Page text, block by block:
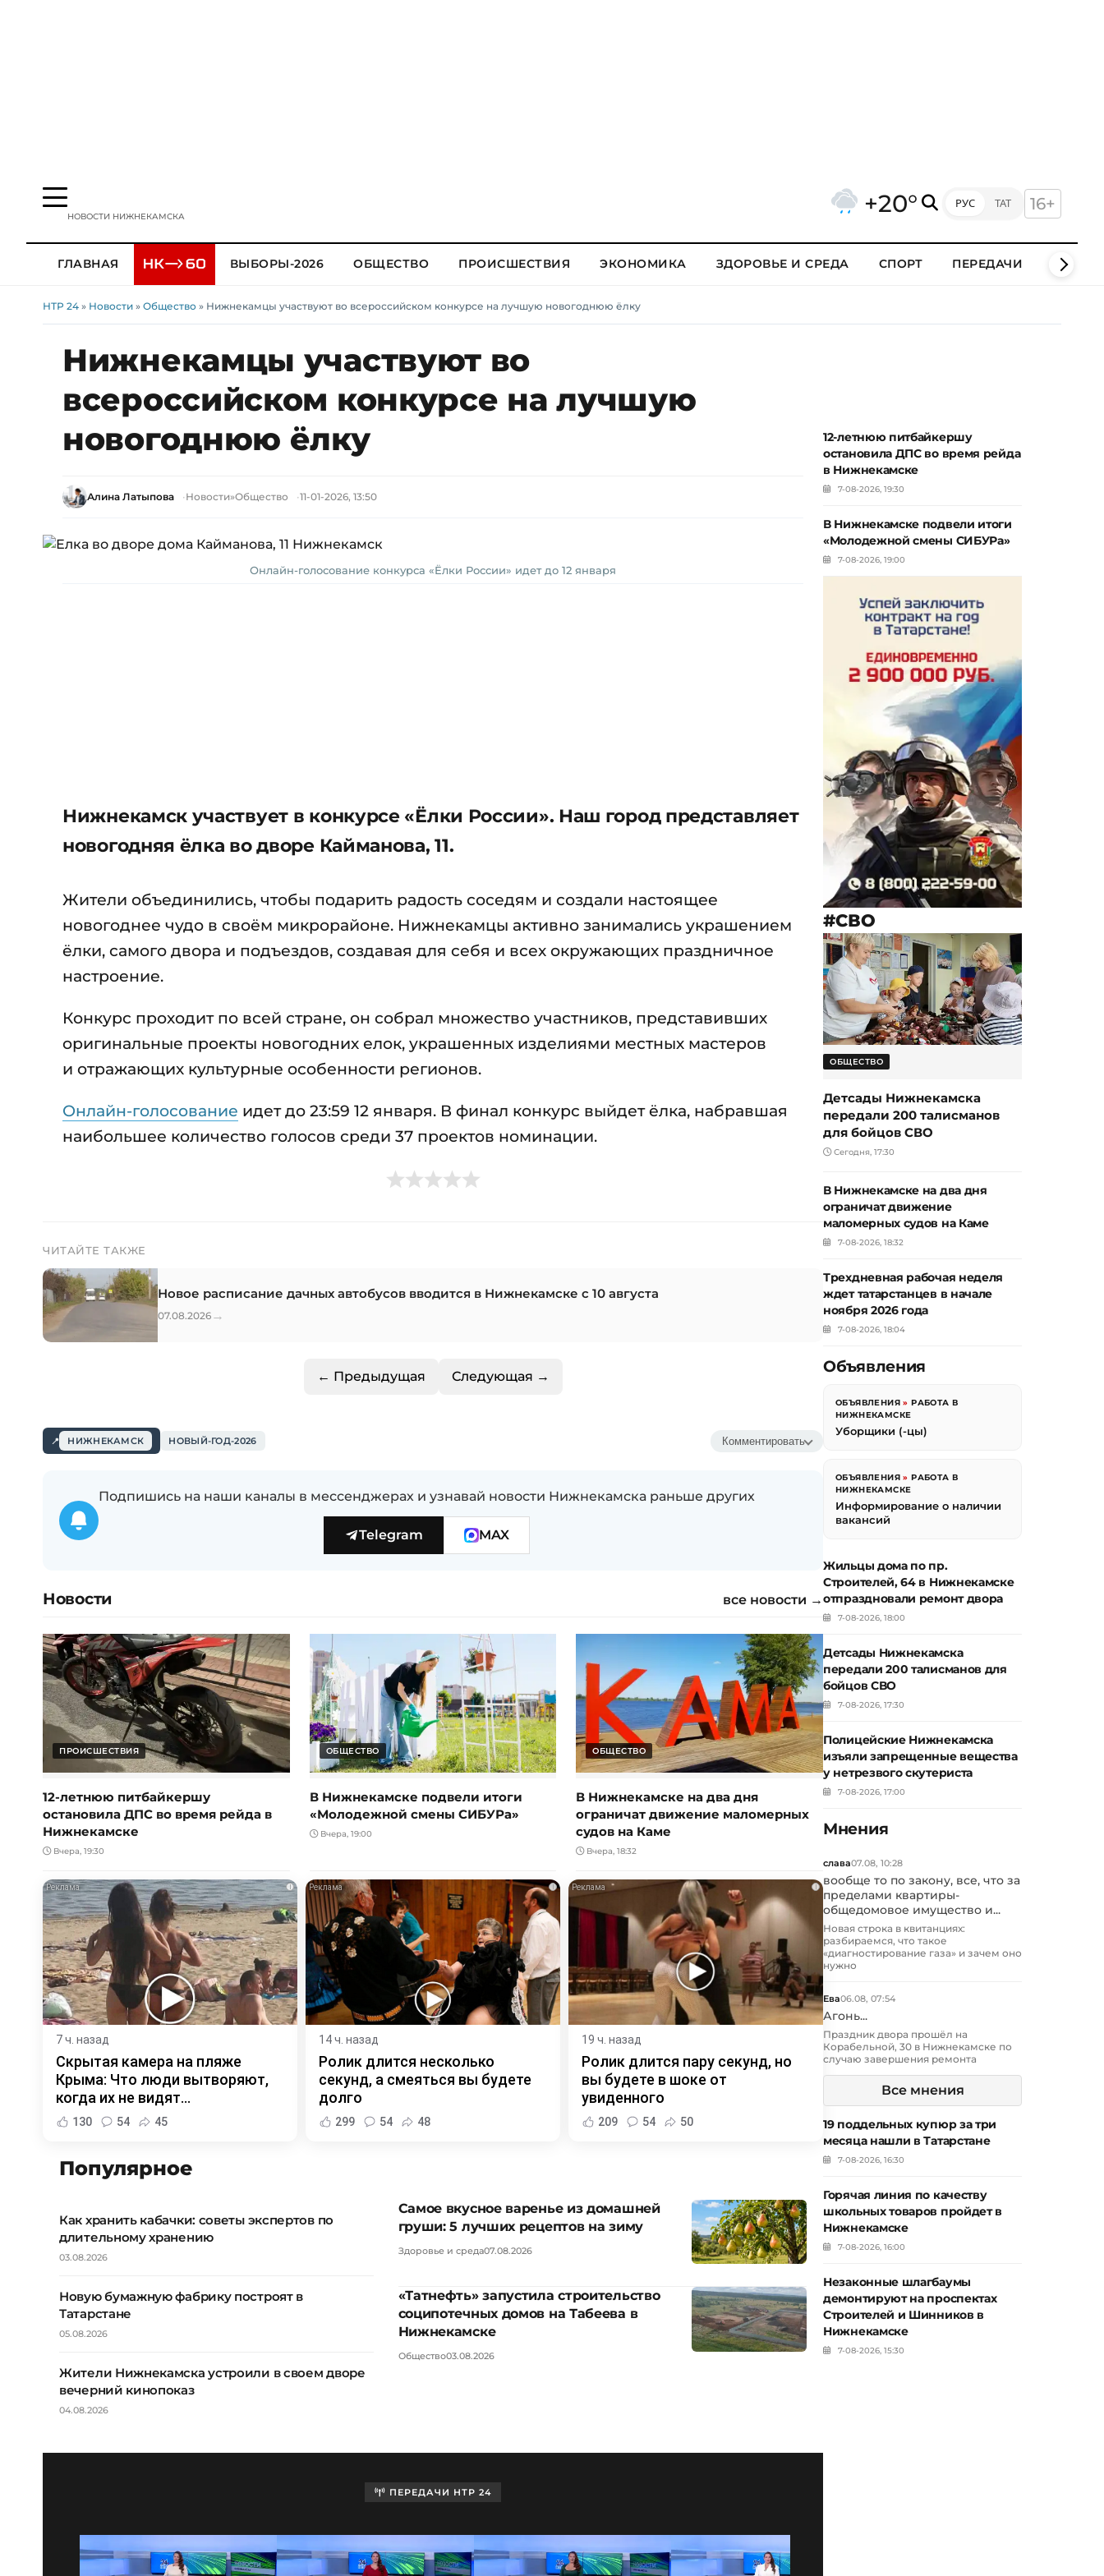
НОВОСТИ НИЖНЕКАМСКА +20° РУС ТАТ 16+
ГЛАВНАЯ ВЫБОРЫ-2026 ОБЩЕСТВО ПРОИСШЕСТВИЯ ЭКОНОМИКА ЗДОРОВЬЕ И СРЕДА СПОРТ ПЕРЕДАЧИ КЛИПЫ
НТР 24 » Новости » Общество » Нижнекамцы участвуют во всероссийском конкурсе на лучшую новогоднюю ёлку
Нижнекамцы участвуют во
всероссийском конкурсе на лучшую
новогоднюю ёлку
Алина Латыпова Новости»Общество 11-01-2026, 13:50
Онлайн-голосование конкурса «Ёлки России» идет до 12 января
Нижнекамск участвует в конкурсе «Ёлки России». Наш город представляет
новогодняя ёлка во дворе Кайманова, 11.
Жители объединились, чтобы подарить радость соседям и создали настоящее
новогоднее чудо в своём микрорайоне. Нижнекамцы активно занимались украшением
ёлки, самого двора и подъездов, создавая для себя и всех окружающих праздничное
настроение.
Конкурс проходит по всей стране, он собрал множество участников, представивших
оригинальные проекты новогодних елок, украшенных изделиями местных мастеров
и отражающих культурные особенности регионов.
Онлайн-голосование идет до 23:59 12 января. В финал конкурс выйдет ёлка, набравшая
наибольшее количество голосов среди 37 проектов номинации.
ЧИТАЙТЕ ТАКЖЕ
Новое расписание дачных автобусов вводится в Нижнекамске с 10 августа
07.08.2026 →
← Предыдущая Следующая →
НИЖНЕКАМСК НОВЫЙ-ГОД-2026 Комментировать
Подпишись на наши каналы в мессенджерах и узнавай новости Нижнекамска раньше других
Telegram MAX
Новости все новости →
ПРОИСШЕСТВИЯ
12-летнюю питбайкершу
остановила ДПС во время рейда в
Нижнекамске
Вчера, 19:30
ОБЩЕСТВО
В Нижнекамске подвели итоги
«Молодежной смены СИБУРа»
Вчера, 19:00
ОБЩЕСТВО
В Нижнекамске на два дня
ограничат движение маломерных
судов на Каме
Вчера, 18:32
i
7 ч. назад
Скрытая камера на пляже
Крыма: Что люди вытворяют,
когда их не видят...
130 54 45
i
14 ч. назад
Ролик длится несколько
секунд, а смеяться вы будете
долго
299 54 48
i
19 ч. назад
Ролик длится пару секунд, но
вы будете в шоке от
увиденного
209 54 50
Популярное
Как хранить кабачки: советы экспертов по
длительному хранению
03.08.2026
Новую бумажную фабрику построят в
Татарстане
05.08.2026
Жители Нижнекамска устроили в своем дворе
вечерний кинопоказ
04.08.2026
Самое вкусное варенье из домашней
груши: 5 лучших рецептов на зиму
Здоровье и среда07.08.2026
«Татнефть» запустила строительство
соципотечных домов на Табеева в
Нижнекамске
Общество03.08.2026
ПЕРЕДАЧИ НТР 24
12-летнюю питбайкершу
остановила ДПС во время рейда
в Нижнекамске
7-08-2026, 19:30
В Нижнекамске подвели итоги
«Молодежной смены СИБУРа»
7-08-2026, 19:00
#СВО
ОБЩЕСТВО
Детсады Нижнекамска
передали 200 талисманов
для бойцов СВО
Сегодня, 17:30
В Нижнекамске на два дня
ограничат движение
маломерных судов на Каме
7-08-2026, 18:32
Трехдневная рабочая неделя
ждет татарстанцев в начале
ноября 2026 года
7-08-2026, 18:04
Объявления
ОБЪЯВЛЕНИЯ »РАБОТА В
НИЖНЕКАМСКЕ
Уборщики (-цы)
ОБЪЯВЛЕНИЯ »РАБОТА В
НИЖНЕКАМСКЕ
Информирование о наличии
вакансий
Жильцы дома по пр.
Строителей, 64 в Нижнекамске
отпраздновали ремонт двора
7-08-2026, 18:00
Детсады Нижнекамска
передали 200 талисманов для
бойцов СВО
7-08-2026, 17:30
Полицейские Нижнекамска
изъяли запрещенные вещества
у нетрезвого скутериста
7-08-2026, 17:00
Мнения
слава07.08, 10:28
вообще то по закону, все, что за
пределами квартиры-
общедомовое имущество и...
Новая строка в квитанциях:
разбираемся, что такое
«диагностирование газа» и зачем оно
нужно
Ева06.08, 07:54
Агонь...
Праздник двора прошёл на
Корабельной, 30 в Нижнекамске по
случаю завершения ремонта
Все мнения
19 поддельных купюр за три
месяца нашли в Татарстане
7-08-2026, 16:30
Горячая линия по качеству
школьных товаров пройдет в
Нижнекамске
7-08-2026, 16:00
Незаконные шлагбаумы
демонтируют на проспектах
Строителей и Шинников в
Нижнекамске
7-08-2026, 15:30